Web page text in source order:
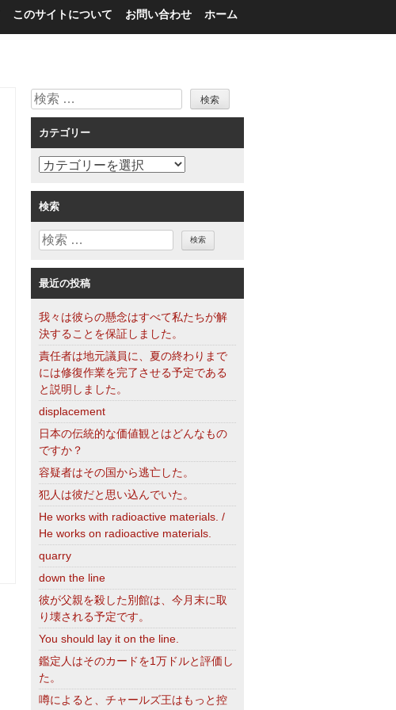
ホーム
お問い合わせ
このサイトについて
検
索
カテゴリー
カ
ゴ
リ
ー
検索
検
最近の投稿
我々は彼らの懸念はすべて私たちが解
決することを保証しました。
責任者は地元議員に、夏の終わりまで
には修復作業を完了させる予定である
と説明しました。
displacement
日本の伝統的な価値観とはどんなもの
ですか？
容疑者はその国から逃亡した。
犯人は彼だと思い込んでいた。
He works with radioactive materials. /
He works on radioactive materials.
quarry
down the line
彼が父親を殺した別館は、今月末に取
り壊される予定です。
You should lay it on the line.
鑑定人はそのカードを1万ドルと評価し
た。
噂によると、チャールズ王はもっと控